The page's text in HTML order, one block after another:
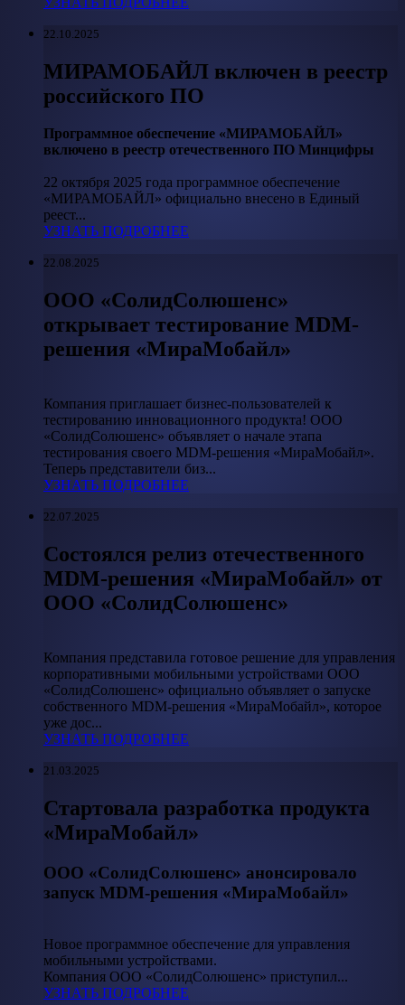
22.10.2025
МИРАМОБАЙЛ включен в реестр
российского ПО
Программное обеспечение «МИРАМОБАЙЛ»
включено в реестр отечественного ПО Минцифры
22 октября 2025 года программное обеспечение
«МИРАМОБАЙЛ» официально внесено в Единый
реест...
УЗНАТЬ ПОДРОБНЕЕ
22.08.2025
ООО «СолидСолюшенс»
открывает тестирование MDM-
решения «МираМобайл»
Компания приглашает бизнес-пользователей к
тестированию инновационного продукта! ООО
«СолидСолюшенс» объявляет о начале этапа
тестирования своего MDM-решения «МираМобайл».
Теперь представители биз...
УЗНАТЬ ПОДРОБНЕЕ
22.07.2025
Состоялся релиз отечественного
MDM-решения «МираМобайл» от
ООО «СолидСолюшенс»
Компания представила готовое решение для управления
корпоративными мобильными устройствами ООО
«СолидСолюшенс» официально объявляет о запуске
собственного MDM-решения «МираМобайл», которое
уже дос...
УЗНАТЬ ПОДРОБНЕЕ
21.03.2025
Cтартовала разработка продукта
«МираМобайл»
ООО «СолидСолюшенс» анонсировало
запуск MDM-решения «МираМобайл»
Новое программное обеспечение для управления
мобильными устройствами.
Компания ООО «СолидСолюшенс» приступил...
УЗНАТЬ ПОДРОБНЕЕ